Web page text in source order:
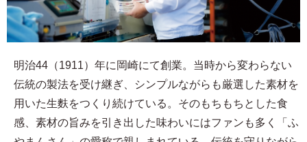
明治44（1911）年に岡崎にて創業。当時から変わらない
伝統の製法を受け継ぎ、シンプルながらも厳選した素材を
用いた生麩をつくり続けている。そのもちもちとした食
感、素材の旨みを引き出した味わいにはファンも多く「ふ